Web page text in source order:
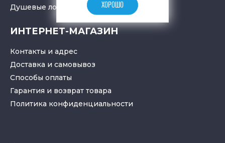
Душевые лотки
трапы
ИНТЕРНЕТ-МАГАЗИН
Контакты и адрес
Доставка и самовывоз
Способы оплаты
Гарантия и возврат товара
Политика конфиденциальности
ХОРОШО